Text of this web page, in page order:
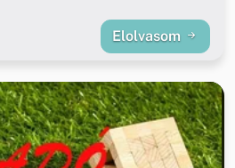
Elolvasom